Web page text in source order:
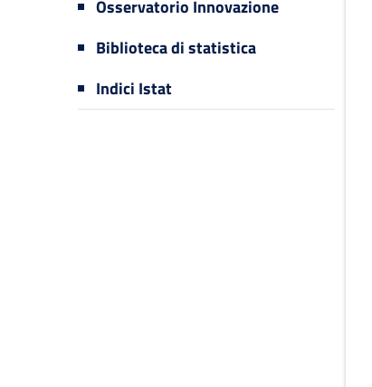
Osservatorio Innovazione
Biblioteca di statistica
Indici Istat